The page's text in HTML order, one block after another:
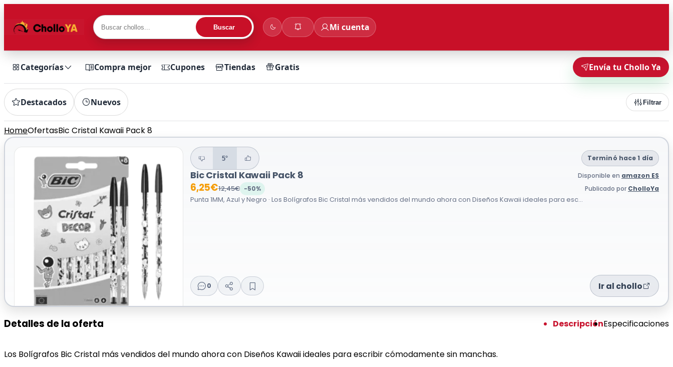
Buscar Mi cuenta
Categorías Compra mejor Cupones Tiendas Gratis Envía tu Chollo Ya
Destacados Nuevos Filtrar
HomeOfertasBic Cristal Kawaii Pack 8
5° Terminó hace 1 día
Bic Cristal Kawaii Pack 8 Disponible en amazon ES
6,25€12,45€ -50% Publicado por CholloYa
Punta 1MM, Azul y Negro · Los Bolígrafos Bic Cristal más vendidos del mundo ahora con Diseños Kawaii ideales para esc...
0 Ir al chollo
Detalles de la oferta DescripciónEspecificaciones
Los Bolígrafos Bic Cristal más vendidos del mundo ahora con Diseños Kawaii ideales para escribir cómodamente sin manchas.